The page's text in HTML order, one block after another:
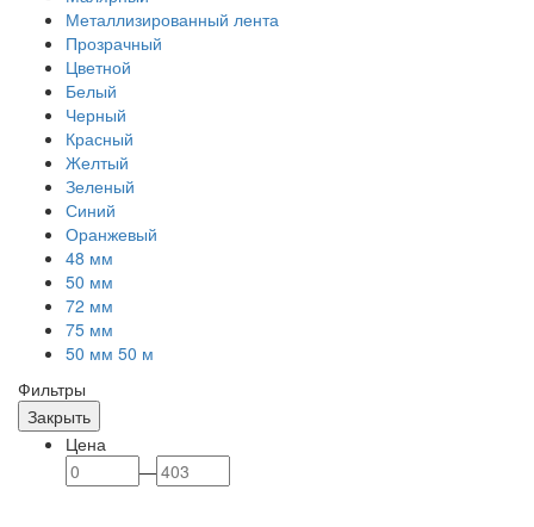
Металлизированный лента
Прозрачный
Цветной
Белый
Черный
Красный
Желтый
Зеленый
Синий
Оранжевый
48 мм
50 мм
72 мм
75 мм
50 мм 50 м
Фильтры
Закрыть
Цена
—